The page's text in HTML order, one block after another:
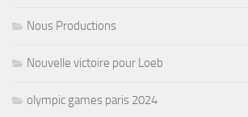
Nous Productions
Nouvelle victoire pour Loeb
olympic games paris 2024